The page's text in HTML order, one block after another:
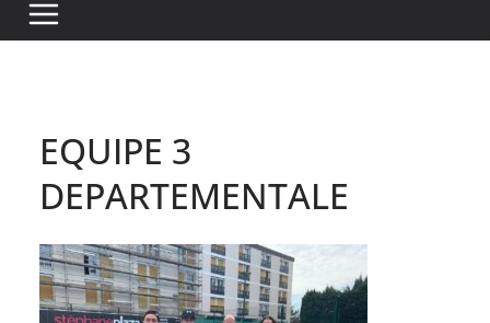
EQUIPE 3
DEPARTEMENTALE